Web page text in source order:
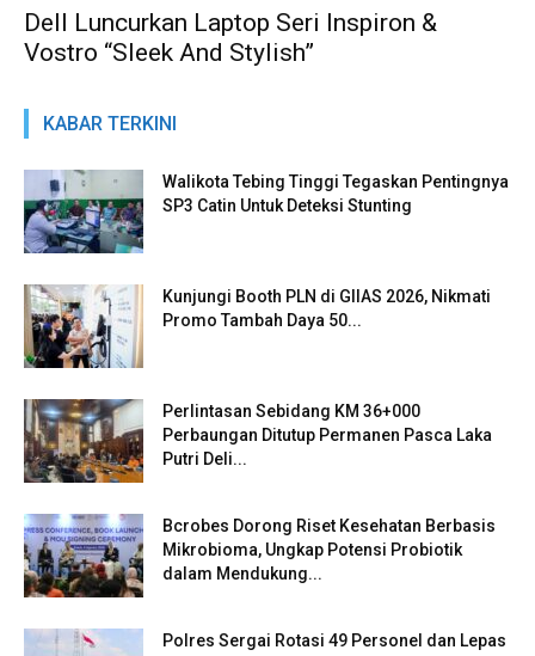
Dell Luncurkan Laptop Seri Inspiron &
Vostro “Sleek And Stylish”
KABAR TERKINI
Walikota Tebing Tinggi Tegaskan Pentingnya
SP3 Catin Untuk Deteksi Stunting
Kunjungi Booth PLN di GIIAS 2026, Nikmati
Promo Tambah Daya 50...
Perlintasan Sebidang KM 36+000
Perbaungan Ditutup Permanen Pasca Laka
Putri Deli...
Bcrobes Dorong Riset Kesehatan Berbasis
Mikrobioma, Ungkap Potensi Probiotik
dalam Mendukung...
Polres Sergai Rotasi 49 Personel dan Lepas